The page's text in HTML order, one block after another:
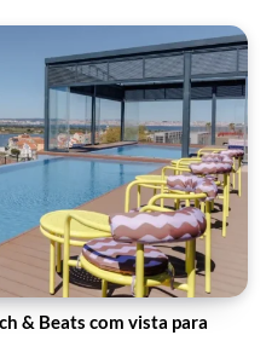
& Beats com vista para